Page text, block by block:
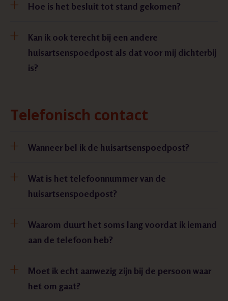
Hoe is het besluit tot stand gekomen?
Kan ik ook terecht bij een andere
huisartsenspoedpost als dat voor mij dichterbij
is?
Telefonisch contact
Wanneer bel ik de huisartsenspoedpost?
Wat is het telefoonnummer van de
huisartsenspoedpost?
Waarom duurt het soms lang voordat ik iemand
aan de telefoon heb?
Moet ik echt aanwezig zijn bij de persoon waar
het om gaat?